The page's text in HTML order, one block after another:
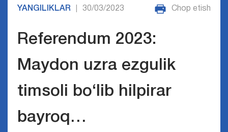
YANGILIKLAR 30/03/2023 Chop etish
Referendum 2023:
Maydon uzra ezgulik
timsoli bo‘lib hilpirar
bayroq…